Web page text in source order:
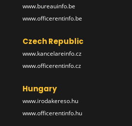
www.bureauinfo.be
www.officerentinfo.be
Czech Republic
www.kancelareinfo.cz
www.officerentinfo.cz
Hungary
www.irodakereso.hu
www.officerentinfo.hu